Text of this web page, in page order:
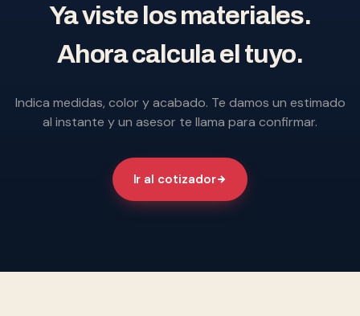
Ya viste los materiales.
Ahora calcula el tuyo.
Indica medidas, color y acabado. Te damos un estimado
al instante y un asesor te llama para confirmar.
Ir al cotizador